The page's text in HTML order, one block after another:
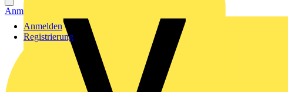
Anmelden
Registrierung
Anmelden